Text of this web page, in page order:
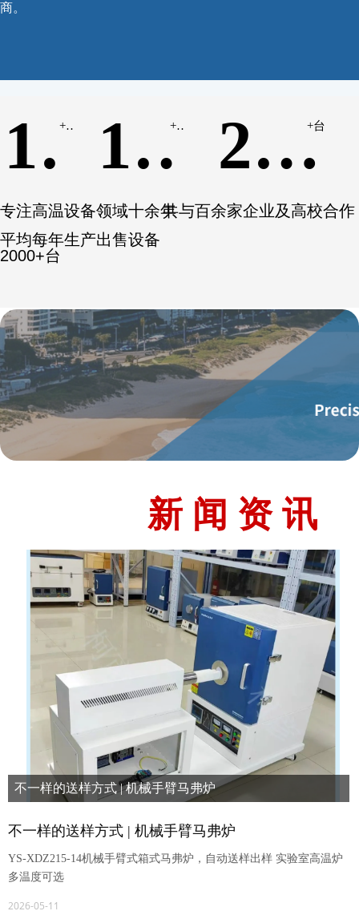
商。
不一样的送样方式 | 机械手臂马弗炉
炉 多温度可选
新 闻 资 讯
不一样的送样方式 | 机械手臂马弗炉
YS-XDZ215-14机械手臂式箱式马弗炉，自动送样出样 实验室高温炉
多温度可选
2026-05-11
10
+年
专注高温设备领域十余年
100
+家
共与百余家企业及高校合作
2000
+台
平均每年生产出售设备
2000+台